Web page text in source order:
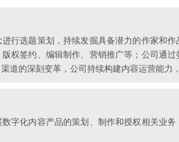
行选题策划，持续发掘具备潜力的作家和
权签约、编辑制作、营销推广等；公司通
道的深刻变革，公司持续构建内容运营能
字化内容产品的策划、制作和授权相关业